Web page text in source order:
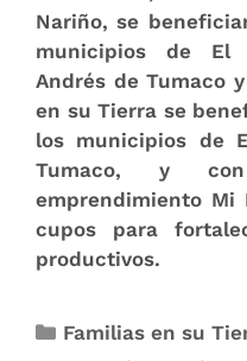
Nariño, se
municipios de El
Andrés de Tumaco
en su Tierra se
los municipios de
Tumaco, y
emprendimiento Mi
cupos para
productivos.​
Familias en su